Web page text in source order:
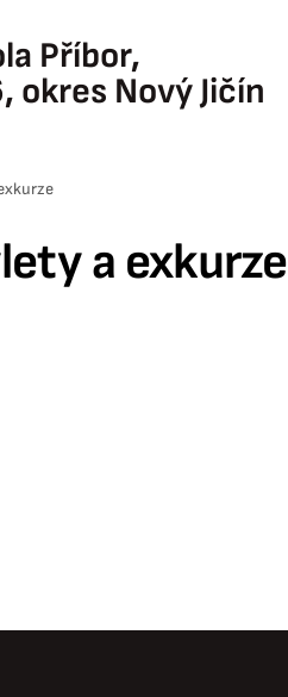
Příbor,
okres Nový Jičín
a exkurze